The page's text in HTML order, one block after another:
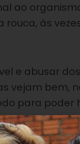
ao
às
e abusar
vejam bem,
para